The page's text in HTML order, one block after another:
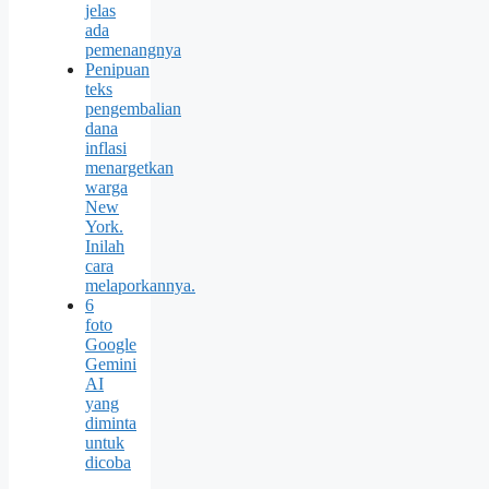
jelas
ada
pemenangnya
Penipuan
teks
pengembalian
dana
inflasi
menargetkan
warga
New
York.
Inilah
cara
melaporkannya.
6
foto
Google
Gemini
AI
yang
diminta
untuk
dicoba